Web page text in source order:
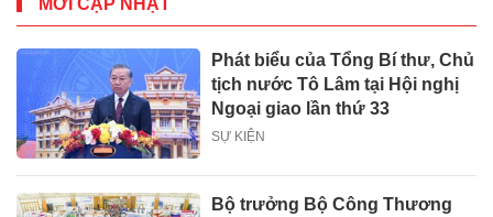
Phát biểu của Tổng Bí thư, Chủ
tịch nước Tô Lâm tại Hội nghị
Ngoại giao lần thứ 33
SỰ KIỆN
Bộ trưởng Bộ Công Thương